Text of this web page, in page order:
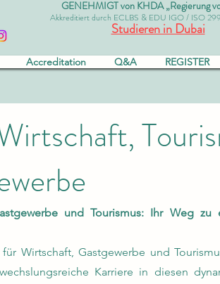
GENEHMIGT von KHDA „Regierung
Akkreditiert durch ECLBS & EDU IGO / ISO
Studieren in Dubai
Accreditation Q&A REGISTER
und Tourismus: Ihr Weg zu
Wirtschaft, Gastgewerbe und
Karriere in diesen